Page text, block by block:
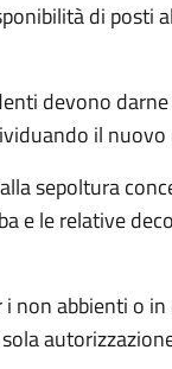
di posti
devono
il nuovo
sepoltura
e le relative
non abbienti o